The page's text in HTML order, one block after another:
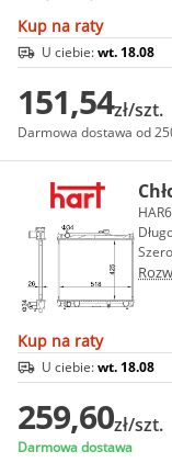
Kup na raty
U ciebie:wt. 18.08
151,54zł/szt.
Darmowa dostawa od
Kup na raty
U ciebie:wt. 18.08
259,60zł/szt.
Darmowa dostawa